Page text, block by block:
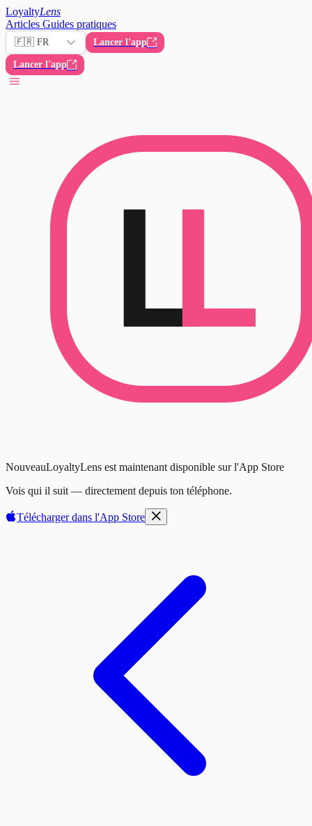
LoyaltyLens
Articles Guides pratiques
🇫🇷 FR Lancer l'app
Lancer l'app
NouveauLoyaltyLens est maintenant disponible sur l'App Store
Vois qui il suit — directement depuis ton téléphone.
Télécharger dans l'App Store